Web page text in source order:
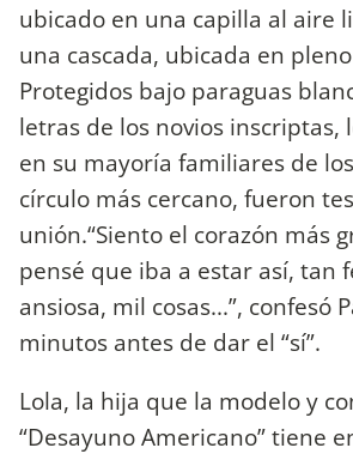
ubicado en una capilla al aire
una cascada, ubicada en
Protegidos bajo paraguas
letras de los novios inscriptas,
en su mayoría familiares de
círculo más cercano, fueron
unión.“Siento el corazón más
pensé que iba a estar así, tan
ansiosa, mil cosas...”, confesó
minutos antes de dar el “sí”.
Lola, la hija que la modelo y
“Desayuno Americano” tiene